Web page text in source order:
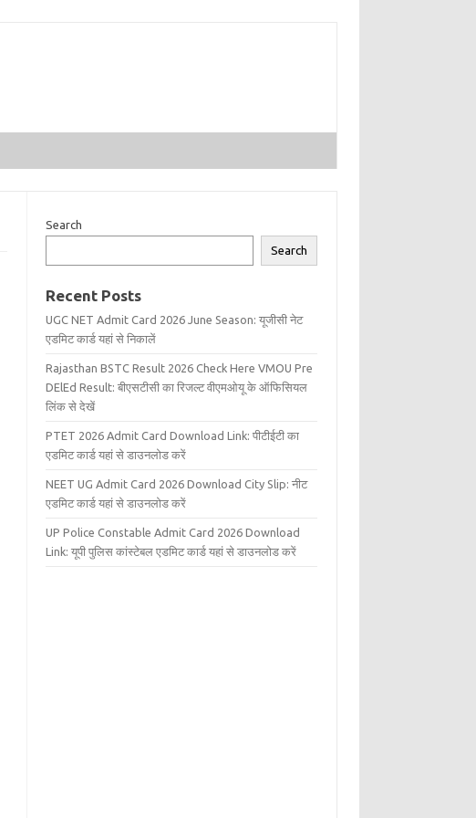
Search
Search
Recent Posts
UGC NET Admit Card 2026 June Season: यूजीसी नेट
एडमिट कार्ड यहां से निकालें
Rajasthan BSTC Result 2026 Check Here VMOU Pre
DElEd Result: बीएसटीसी का रिजल्ट वीएमओयू के ऑफिसियल
लिंक से देखें
PTET 2026 Admit Card Download Link: पीटीईटी का
एडमिट कार्ड यहां से डाउनलोड करें
NEET UG Admit Card 2026 Download City Slip: नीट
एडमिट कार्ड यहां से डाउनलोड करें
UP Police Constable Admit Card 2026 Download
Link: यूपी पुलिस कांस्टेबल एडमिट कार्ड यहां से डाउनलोड करें